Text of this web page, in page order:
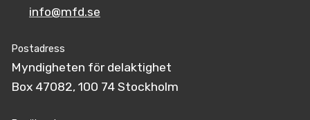
info@mfd.se
Postadress
Myndigheten för delaktighet
Box 47082, 100 74 Stockholm